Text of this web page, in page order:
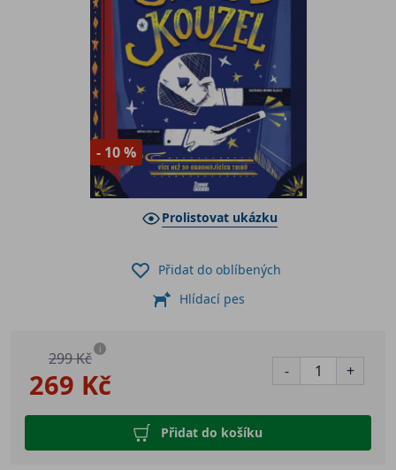
- 10 %
Prolistovat ukázku
269 Kč
299 Kč i
- +
Přidat do košíku
Přidat do oblíbených
Hlídací pes